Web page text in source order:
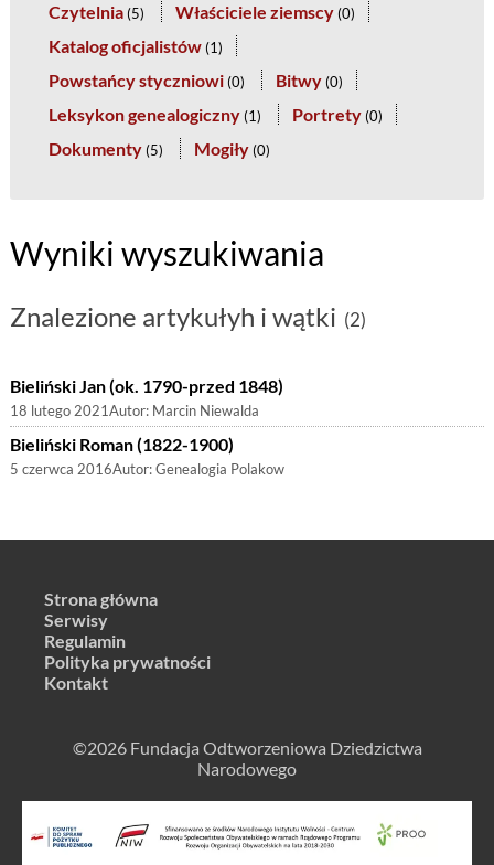
Czytelnia (5) Właściciele ziemscy (0)
Katalog oficjalistów (1)
Powstańcy styczniowi (0) Bitwy (0)
Leksykon genealogiczny (1) Portrety (0)
Dokumenty (5) Mogiły (0)
Wyniki wyszukiwania
Znalezione artykułyh i wątki (2)
Bieliński Jan (ok. 1790-przed 1848)
18 lutego 2021Autor: Marcin Niewalda
Bieliński Roman (1822-1900)
5 czerwca 2016Autor:Genealogia Polakow
Strona główna
Serwisy
Regulamin
Polityka prywatności
Kontakt
©2026 Fundacja Odtworzeniowa Dziedzictwa
Narodowego